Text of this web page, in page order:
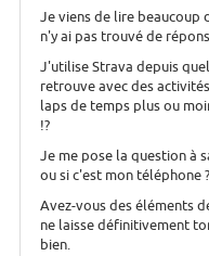
Je viens de lire beaucoup
n'y ai pas trouvé de
J'utilise Strava depuis
retrouve avec des
laps de temps plus ou
!?
Je me pose la question à
ou si c'est mon téléphone ?
Avez-vous des éléments
ne laisse définitivement
bien.